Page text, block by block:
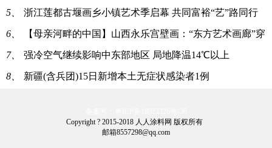
5、 浙江莲都古堰画乡小镇艺术季启幕 共同富裕“艺”路同行
6、 【母亲河畔的中国】山西永乐宫壁画：“东方艺术画廊”穿
7、 强冷空气继续影响中东部地区 局地降温14℃以上
8、 新疆(含兵团)15日新增本土无症状感染者1例
Copyright ? 2015-2018 人人涂料网 版权所有
邮箱8557298@qq.com